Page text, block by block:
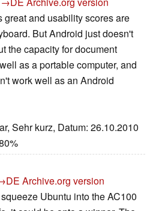
and usability scores are
But Android just doesn't
the capacity for document
as a portable computer, and
work well as an Android
Sehr kurz, Datum: 26.10.2010
Archive.org version
Ubuntu into the AC100